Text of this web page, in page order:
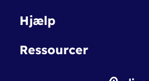
Betingelser & Sikkerhed
Nye funktioner
Dinero Starter
Dinero Pro
Hjælp
Regnskabsordbogen
Ressourcer